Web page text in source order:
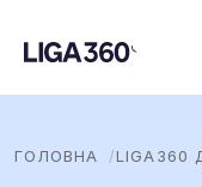
ГОЛОВНА LIGA360